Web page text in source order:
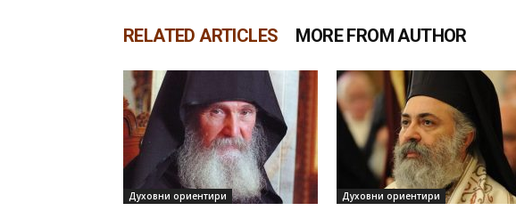
RELATED ARTICLES MORE FROM AUTHOR
Духовни ориентири Духовни ориентири